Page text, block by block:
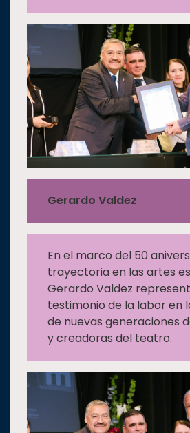
Gerardo Valdez
En el marco del 50
trayectoria en las artes
Gerardo Valdez
testimonio de la labor en
de nuevas generaciones
y creadoras del teatro.